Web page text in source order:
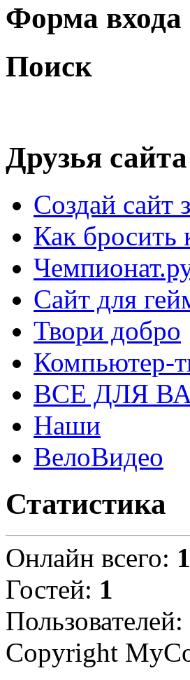
Форма входа
Поиск
Друзья сайта
Создай сайт
Как бросить
Сайт для
Твори добро
Компьютер-
ВСЕ ДЛЯ
Наши
ВелоВидео
Статистика
Онлайн всего: 1
Гостей: 1
Пользователей:
Copyright